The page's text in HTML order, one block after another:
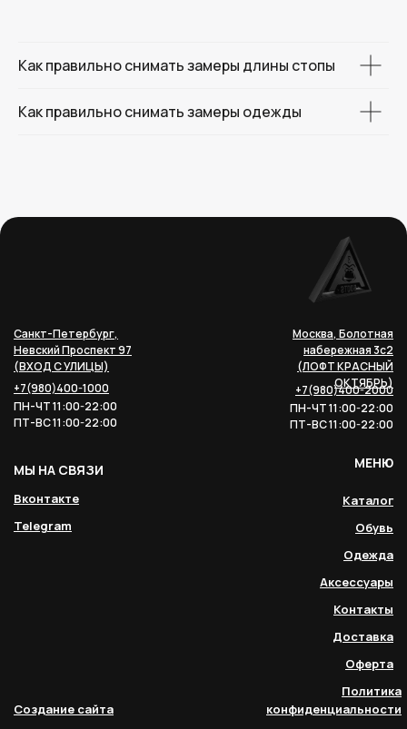
Как правильно снимать замеры длины стопы
Как правильно снимать замеры одежды
Санкт-Петербург,
Невский Проспект 97
(ВХОД С УЛИЦЫ)
+7(980)400-1000
ПН-ЧТ 11:00-22:00
ПТ-ВС 11:00-22:00
Москва, Болотная
набережная 3с2
(ЛОФТ КРАСНЫЙ
ОКТЯБРЬ)
+7(980)400-2000
ПН-ЧТ 11:00-22:00
ПТ-ВС 11:00-22:00
МЕНЮ
Каталог
Обувь
Одежда
Аксессуары
Контакты
Доставка
Оферта
Политика
конфиденциальности
МЫ НА СВЯЗИ
Вконтакте
Telegram
Создание сайта